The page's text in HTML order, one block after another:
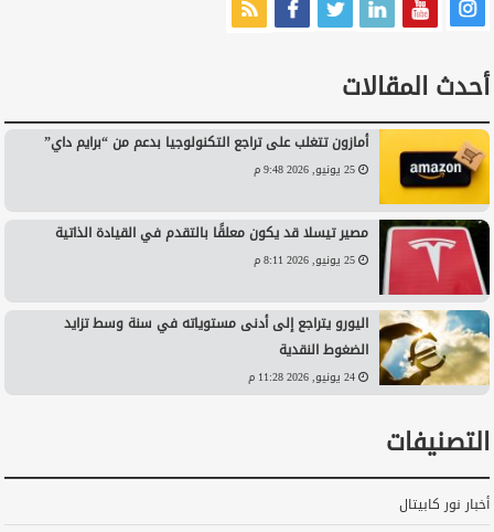
أحدث المقالات
أمازون تتغلب على تراجع التكنولوجيا بدعم من “برايم داي”
25 يونيو, 2026 9:48 م
مصير تيسلا قد يكون معلقًا بالتقدم في القيادة الذاتية
25 يونيو, 2026 8:11 م
اليورو يتراجع إلى أدنى مستوياته في سنة وسط تزايد
الضغوط النقدية
24 يونيو, 2026 11:28 م
التصنيفات
أخبار نور كابيتال